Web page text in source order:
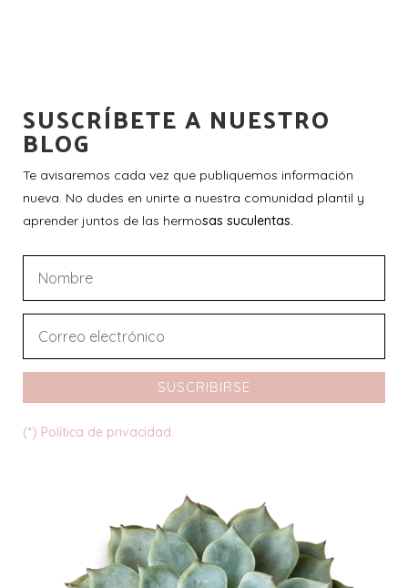
SUSCRÍBETE A NUESTRO
BLOG
Te avisaremos cada vez que publiquemos información
nueva. No dudes en unirte a nuestra comunidad plantil y
aprender juntos de las hermosas suculentas.
SUSCRIBIRSE
(*) Política de privacidad.